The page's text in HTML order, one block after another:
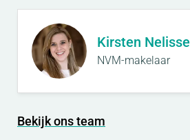
Kirsten Nelisse
NVM-makelaar
Bekijk ons team